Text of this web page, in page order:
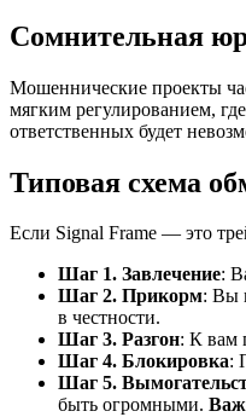
Сомнительная
Мошеннические проекты
мягким регулированием,
ответственных будет
Типовая схема
Если Signal Frame — это
Шаг 1. Завлечение:
Шаг 2. Прикорм: Вы
в честности.
Шаг 3. Разгон: К вам
Шаг 4. Блокировка:
Шаг 5.
быть огромными.